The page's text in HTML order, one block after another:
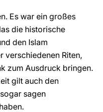
Es war ein großes
die historische
den Islam
verschiedenen Riten,
zum Ausdruck bringen.
gilt auch den
sagen